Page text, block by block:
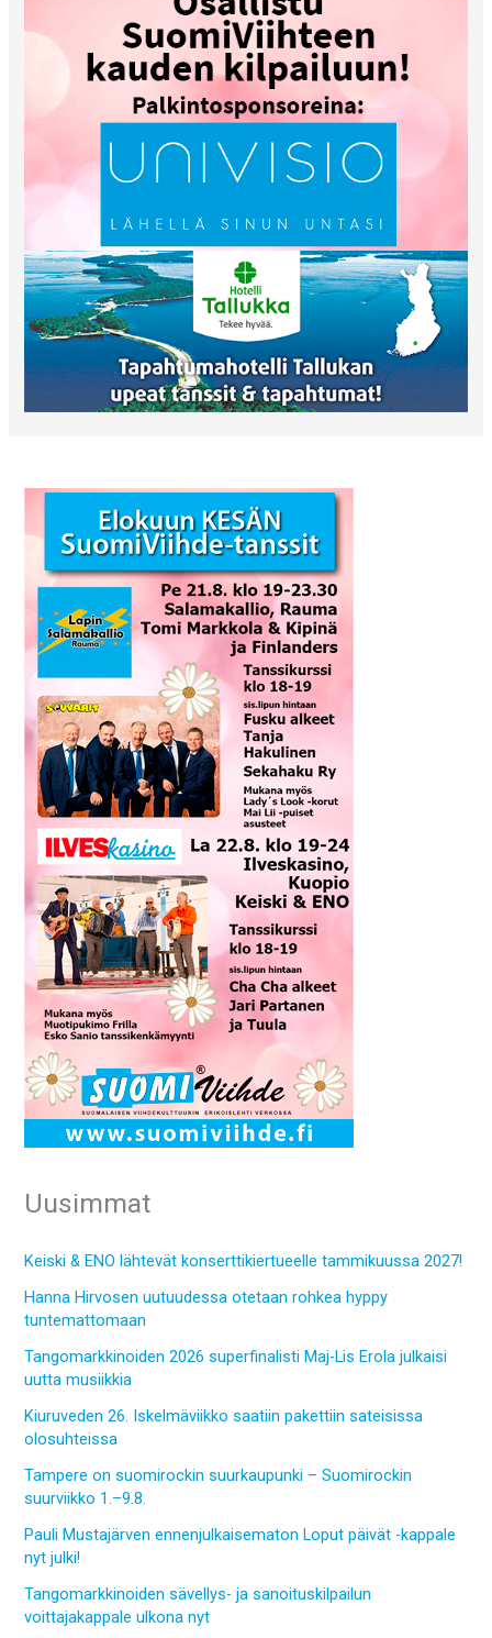
Uusimmat
Keiski & ENO lähtevät konserttikiertueelle tammikuussa 2027!
Hanna Hirvosen uutuudessa otetaan rohkea hyppy
tuntemattomaan
Tangomarkkinoiden 2026 superfinalisti Maj-Lis Erola julkaisi
uutta musiikkia
Kiuruveden 26. Iskelmäviikko saatiin pakettiin sateisissa
olosuhteissa
Tampere on suomirockin suurkaupunki – Suomirockin
suurviikko 1.–9.8.
Pauli Mustajärven ennenjulkaisematon Loput päivät -kappale
nyt julki!
Tangomarkkinoiden sävellys- ja sanoituskilpailun
voittajakappale ulkona nyt